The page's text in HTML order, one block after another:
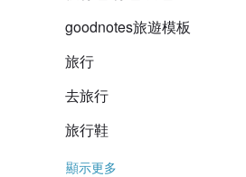
goodnotes旅遊模板
旅行
去旅行
旅行鞋
顯示更多